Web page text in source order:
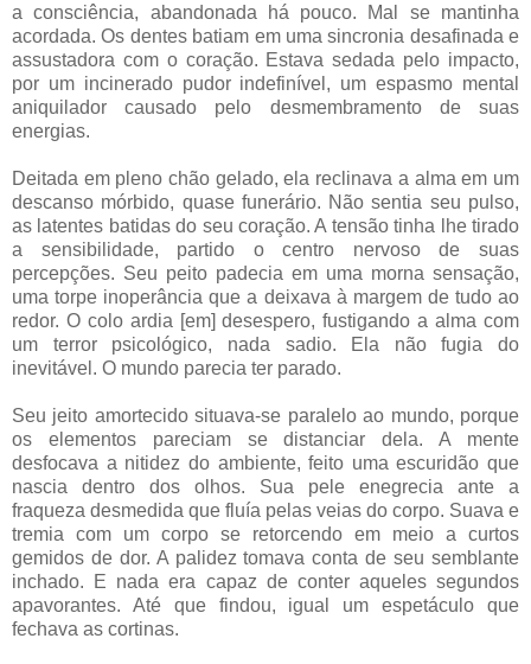
a consciência, abandonada há pouco. Mal se mantinha
acordada. Os dentes batiam em uma sincronia desafinada e
assustadora com o coração. Estava sedada pelo impacto,
por um incinerado pudor indefinível, um espasmo mental
aniquilador causado pelo desmembramento de suas
energias.
Deitada em pleno chão gelado, ela reclinava a alma em um
descanso mórbido, quase funerário. Não sentia seu pulso,
as latentes batidas do seu coração. A tensão tinha lhe tirado
a sensibilidade, partido o centro nervoso de suas
percepções. Seu peito padecia em uma morna sensação,
uma torpe inoperância que a deixava à margem de tudo ao
redor. O colo ardia [em] desespero, fustigando a alma com
um terror psicológico, nada sadio. Ela não fugia do
inevitável. O mundo parecia ter parado.
Seu jeito amortecido situava-se paralelo ao mundo, porque
os elementos pareciam se distanciar dela. A mente
desfocava a nitidez do ambiente, feito uma escuridão que
nascia dentro dos olhos. Sua pele enegrecia ante a
fraqueza desmedida que fluía pelas veias do corpo. Suava e
tremia com um corpo se retorcendo em meio a curtos
gemidos de dor. A palidez tomava conta de seu semblante
inchado. E nada era capaz de conter aqueles segundos
apavorantes. Até que findou, igual um espetáculo que
fechava as cortinas.